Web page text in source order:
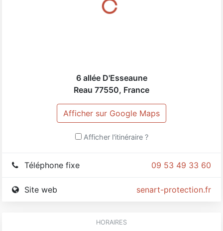
disposition pour toutes informations concernant votre
sécurité et la protection de vos locaux.
6 allée D'Esseaune
Reau 77550, France
Afficher sur Google Maps
Afficher l'itinéraire ?
09 53 49 33 60
Téléphone fixe
senart-protection.fr
Site web
HORAIRES